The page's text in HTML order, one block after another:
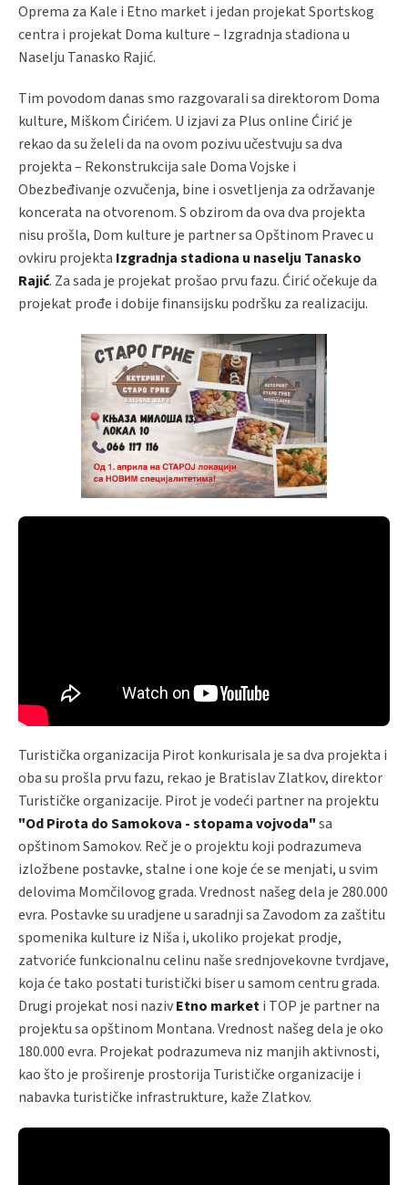
Oprema za Kale i Etno market i jedan projekat Sportskog
centra i projekat Doma kulture – Izgradnja stadiona u
Naselju Tanasko Rajić.
Tim povodom danas smo razgovarali sa direktorom Doma
kulture, Miškom Ćirićem. U izjavi za Plus online Ćirić je
rekao da su želeli da na ovom pozivu učestvuju sa dva
projekta – Rekonstrukcija sale Doma Vojske i
Obezbeđivanje ozvučenja, bine i osvetljenja za održavanje
koncerata na otvorenom. S obzirom da ova dva projekta
nisu prošla, Dom kulture je partner sa Opštinom Pravec u
ovkiru projekta Izgradnja stadiona u naselju Tanasko
Rajić. Za sada je projekat prošao prvu fazu. Ćirić očekuje da
projekat prođe i dobije finansijsku podršku za realizaciju.
Turistička organizacija Pirot konkurisala je sa dva projekta i
oba su prošla prvu fazu, rekao je Bratislav Zlatkov, direktor
Turističke organizacije. Pirot je vodeći partner na projektu
"Od Pirota do Samokova - stopama vojvoda"sa
opštinom Samokov. Reč je o projektu koji podrazumeva
izložbene postavke, stalne i one koje će se menjati, u svim
delovima Momčilovog grada. Vrednost našeg dela je 280.000
evra. Postavke su uradjene u saradnji sa Zavodom za zaštitu
spomenika kulture iz Niša i, ukoliko projekat prodje,
zatvoriće funkcionalnu celinu naše srednjovekovne tvrdjave,
koja će tako postati turistički biser u samom centru grada.
Drugi projekat nosi nazivEtno marketi TOP je partner na
projektu sa opštinom Montana. Vrednost našeg dela je oko
180.000 evra. Projekat podrazumeva niz manjih aktivnosti,
kao što je proširenje prostorija Turističke organizacije i
nabavka turističke infrastrukture, kaže Zlatkov.